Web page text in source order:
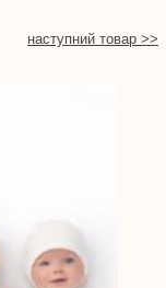
наступний товар >>